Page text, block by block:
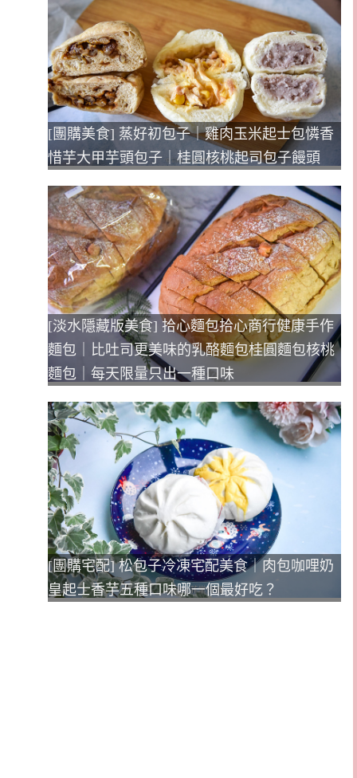
[團購美食] 蒸好初包子｜雞肉玉米起士包憐香
惜芋大甲芋頭包子｜桂圓核桃起司包子饅頭
[淡水隱藏版美食] 拾心麵包拾心商行健康手作
麵包｜比吐司更美味的乳酪麵包桂圓麵包核桃
麵包｜每天限量只出一種口味
[團購宅配] 松包子冷凍宅配美食｜肉包咖哩奶
皇起士香芋五種口味哪一個最好吃？